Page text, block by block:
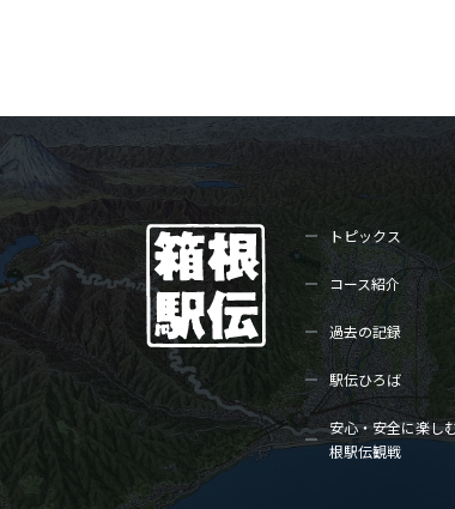
トピックス
コース紹介
過去の記録
駅伝ひろば
安心・安全に楽し
根駅伝観戦